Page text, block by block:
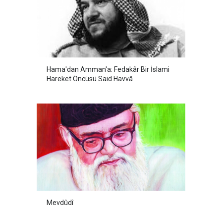
Hama'dan Amman'a: Fedakâr Bir İslami
Hareket Öncüsü Said Havvâ
Mevdûdî